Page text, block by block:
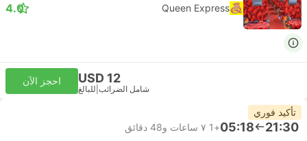
Queen Express
4.0
USD 12
شامل الضرائب للبالغ
احجز الآن
تأكيد فوري
21:30
05:18
+1
٧ ساعات و‫48 دقائق